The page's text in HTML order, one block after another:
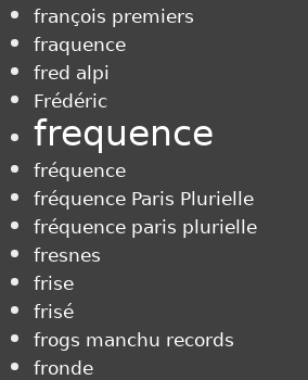
françois premiers
fraquence
fred alpi
Frédéric
frequence
fréquence
fréquence Paris Plurielle
fréquence paris plurielle
fresnes
frise
frisé
frogs manchu records
fronde